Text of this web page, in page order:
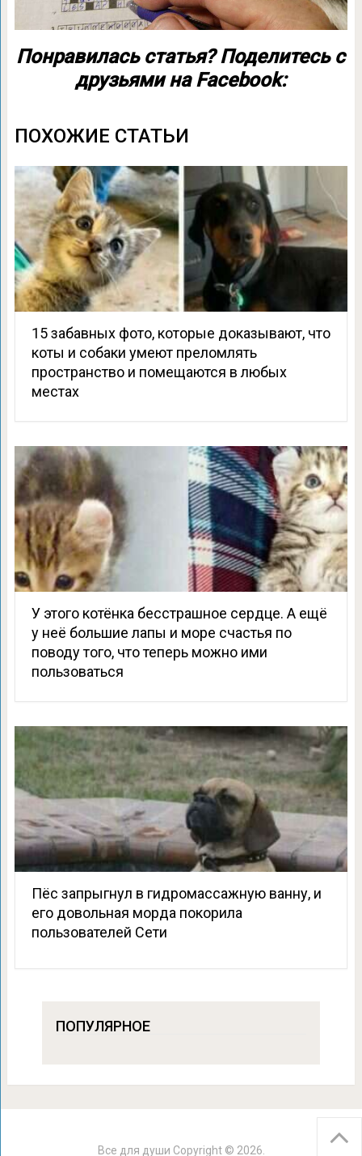
Понравилась статья? Поделитесь с
друзьями на Facebook:
ПОХОЖИЕ СТАТЬИ
15 забавных фото, которые доказывают, что
коты и собаки умеют преломлять
пространство и помещаются в любых
местах
У этого котёнка бесстрашное сердце. А ещё
у неё большие лапы и море счастья по
поводу того, что теперь можно ими
пользоваться
Пёс запрыгнул в гидромассажную ванну, и
его довольная морда покорила
пользователей Сети
ПОПУЛЯРНОЕ
Все для души Copyright © 2026.